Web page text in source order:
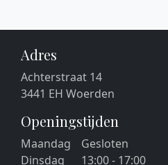
Adres
Achterstraat 14
3441 EH Woerden
Openingstijden
Maandag
Gesloten
Dinsdag
13:00 - 17:00